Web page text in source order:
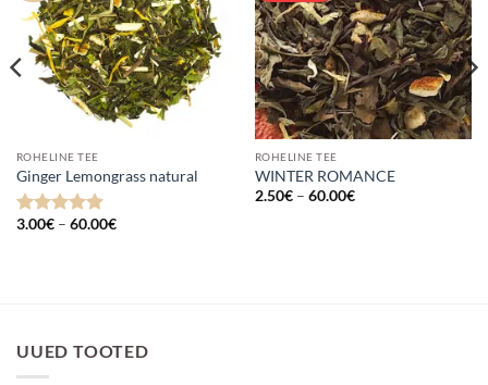
ROHELINE TEE
Ginger Lemongrass natural
Hinnanguga
3.00€ – 60.00€Hinnavahemik:
ROHELINE TEE
WINTER ROMANCE
2.50€ – 60.00€Hinnavahemik:
UUED TOOTED